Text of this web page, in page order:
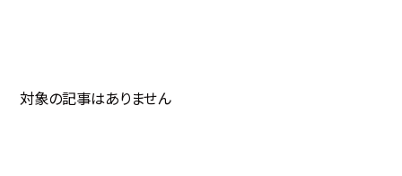
対象の記事はありません